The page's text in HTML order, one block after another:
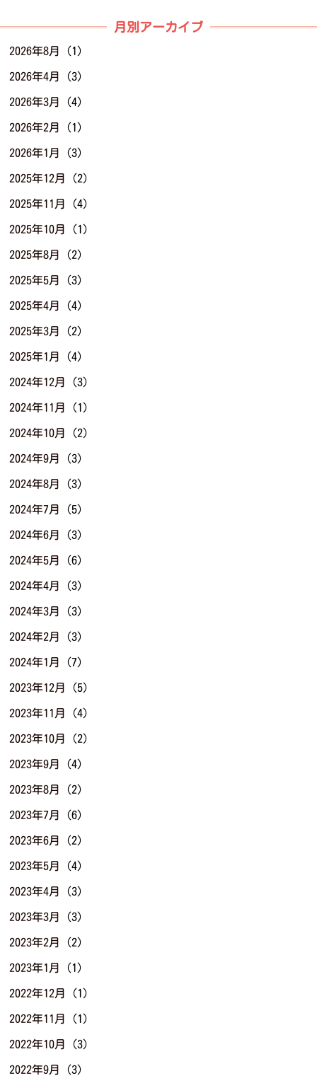
月別アーカイブ
2026年8月 (1)
2026年4月 (3)
2026年3月 (4)
2026年2月 (1)
2026年1月 (3)
2025年12月 (2)
2025年11月 (4)
2025年10月 (1)
2025年8月 (2)
2025年5月 (3)
2025年4月 (4)
2025年3月 (2)
2025年1月 (4)
2024年12月 (3)
2024年11月 (1)
2024年10月 (2)
2024年9月 (3)
2024年8月 (3)
2024年7月 (5)
2024年6月 (3)
2024年5月 (6)
2024年4月 (3)
2024年3月 (3)
2024年2月 (3)
2024年1月 (7)
2023年12月 (5)
2023年11月 (4)
2023年10月 (2)
2023年9月 (4)
2023年8月 (2)
2023年7月 (6)
2023年6月 (2)
2023年5月 (4)
2023年4月 (3)
2023年3月 (3)
2023年2月 (2)
2023年1月 (1)
2022年12月 (1)
2022年11月 (1)
2022年10月 (3)
2022年9月 (3)